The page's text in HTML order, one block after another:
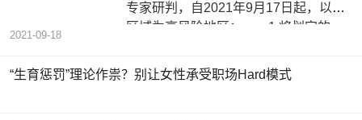
专家研判，自2021年9月17日起，以下
区域为高风险地区： 1 将划定的
2021-09-18
“生育惩罚”理论作祟？别让女性承受职场Hard模式